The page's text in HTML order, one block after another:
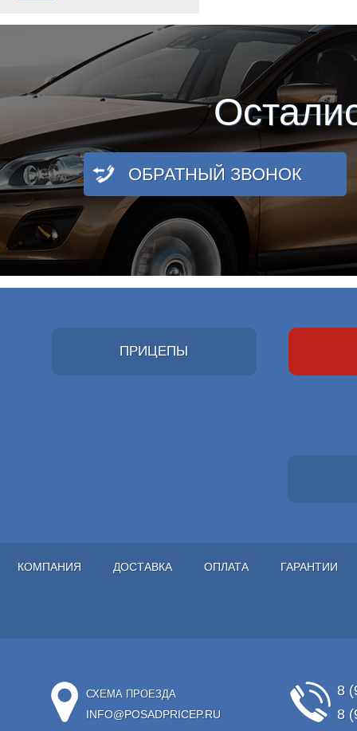
ОБРАТНЫЙ ЗВОНОК
ПРИЦЕПЫ
КОМПАНИЯ ДОСТАВКА ОПЛАТА ГАРАНТИИ
СХЕМА ПРОЕЗДА
INFO@POSADPRICEP.RU
8
8